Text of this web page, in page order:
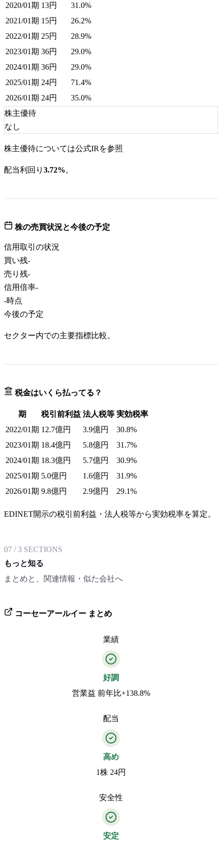
2020/01期 13円
31.0%
2021/01期 15円
26.2%
2022/01期 25円
28.9%
2023/01期 36円
29.0%
2024/01期 36円
29.0%
2025/01期 24円
71.4%
2026/01期 24円
35.0%
株主優待
なし
株主優待については公式IRを参照
配当利回り 3.72%。
株の売買状況と今後の予定
信用取引の状況
買い残-
売り残-
信用倍率-
-時点
今後の予定
セクター内での主要指標比較。
税金はいくら払ってる？
期 税引前利益 法人税等 実効税率
2022/01期 12.7億円 3.9億円
30.8%
2023/01期 18.4億円 5.8億円
31.7%
2024/01期 18.3億円 5.7億円
30.9%
2025/01期 5.0億円 1.6億円
31.9%
2026/01期 9.8億円 2.9億円 29.1%
EDINET開示の税引前利益・法人税等から実効税率を算定。
07 /3 SECTIONS
もっと知る
まとめと、関連情報・似た会社へ
コーセーアールイー まとめ
業績
好調
営業益 前年比+138.8%
配当
高め
1株 24円
安全性
安定